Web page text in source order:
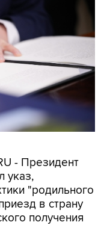
- Президент
"родильного
в страну
получения